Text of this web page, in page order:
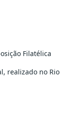
Filatélica
realizado no Rio